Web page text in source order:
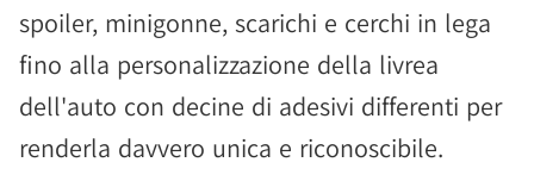
spoiler, minigonne, scarichi e cerchi in lega
fino alla personalizzazione della livrea
dell'auto con decine di adesivi differenti per
renderla davvero unica e riconoscibile.